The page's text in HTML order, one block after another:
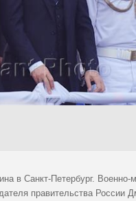
в Санкт-Петербург.
правительства России